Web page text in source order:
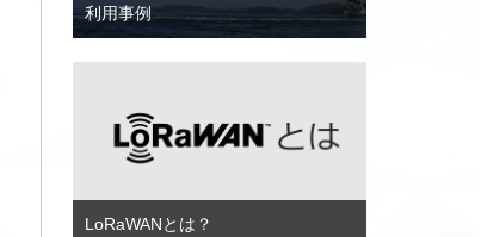
利用事例
LoRaWANとは？